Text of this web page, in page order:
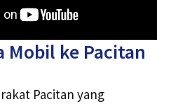
Mobil ke Pacitan
Pacitan yang